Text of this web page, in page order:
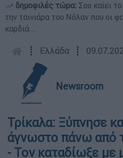
δημοφιλές τώρα: Σου καίει
την ταινιάρα του Νόλαν που οι
καρδιά...
┋ Ελλάδα ┋
Newsroom
Τρίκαλα: Ξύπνησε
άγνωστο πάνω από
- Τον καταδίωξε με